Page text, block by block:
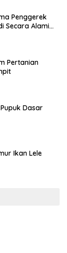
Penggerek
Secara Alami
Pertanian
Dasar
Ikan Lele